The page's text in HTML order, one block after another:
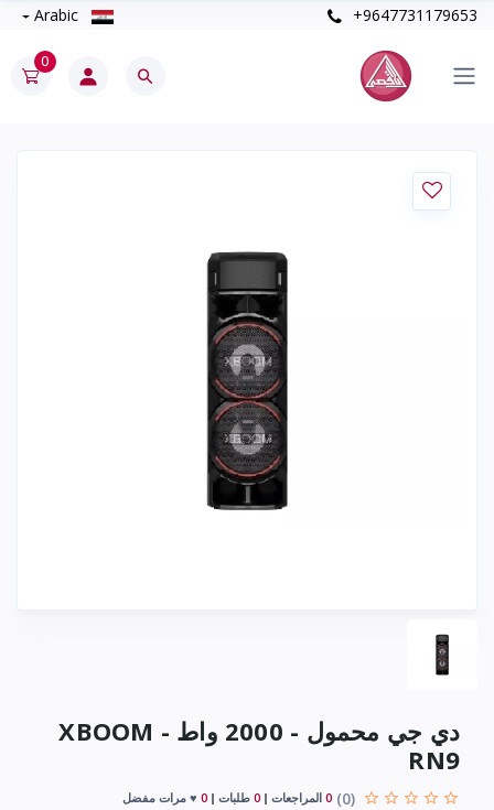
+9647731179653
0
دي جي محمول - 2000 واط - XBOOM
RN9
(0)
0 المراجعات 0 طلبات 0 ♥ مرات مفضل